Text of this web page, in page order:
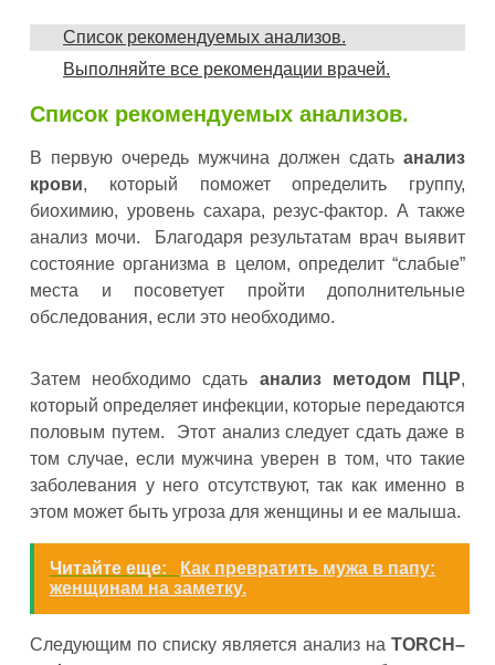
Список рекомендуемых анализов.
Выполняйте все рекомендации врачей.
Список рекомендуемых анализов.
В первую очередь мужчина должен сдать анализ
крови, который поможет определить группу,
биохимию, уровень сахара, резус-фактор. А также
анализ мочи. Благодаря результатам врач выявит
состояние организма в целом, определит “слабые”
места и посоветует пройти дополнительные
обследования, если это необходимо.
Затем необходимо сдать анализ методом ПЦР,
который определяет инфекции, которые передаются
половым путем. Этот анализ следует сдать даже в
том случае, если мужчина уверен в том, что такие
заболевания у него отсутствуют, так как именно в
этом может быть угроза для женщины и ее малыша.
Читайте еще:
Как превратить мужа в папу:
женщинам на заметку.
Следующим по списку является анализ на TORCH–